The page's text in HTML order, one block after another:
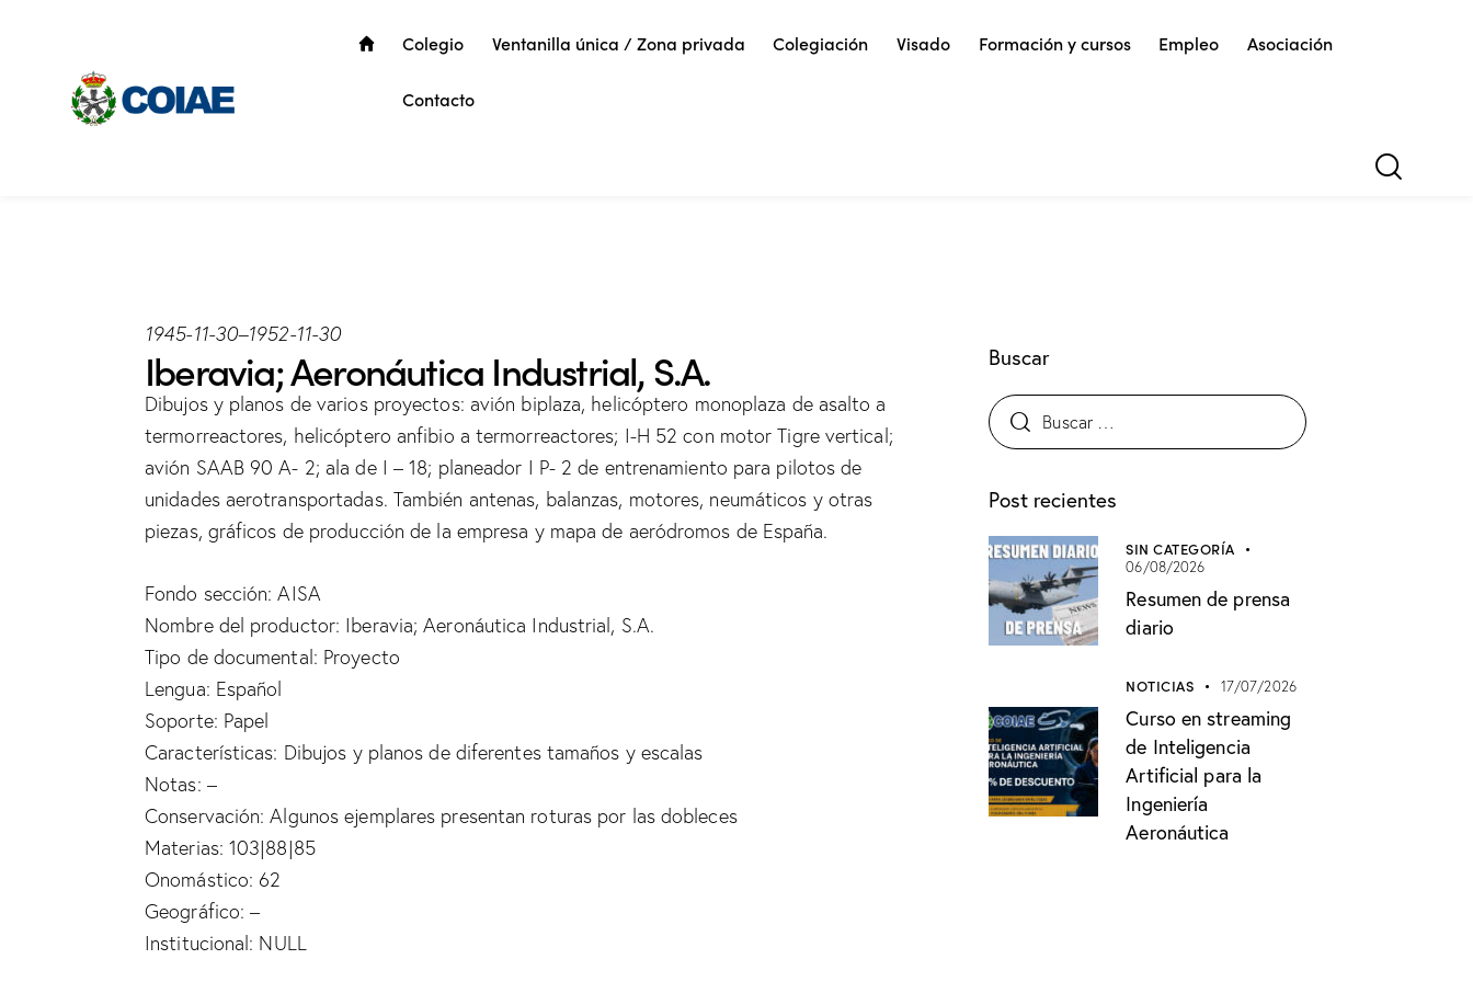
Colegio Ventanilla única / Zona privada Colegiación Visado Formación y cursos Empleo Asociación
Contacto
1945-11-30–1952-11-30
Iberavia; Aeronáutica Industrial, S.A.
Dibujos y planos de varios proyectos: avión biplaza, helicóptero monoplaza de asalto a
termorreactores, helicóptero anfibio a termorreactores; I-H 52 con motor Tigre vertical;
avión SAAB 90 A- 2; ala de I – 18; planeador I P- 2 de entrenamiento para pilotos de
unidades aerotransportadas. También antenas, balanzas, motores, neumáticos y otras
piezas, gráficos de producción de la empresa y mapa de aeródromos de España.
Fondo sección: AISA
Nombre del productor: Iberavia; Aeronáutica Industrial, S.A.
Tipo de documental: Proyecto
Lengua: Español
Soporte: Papel
Características: Dibujos y planos de diferentes tamaños y escalas
Notas: –
Conservación: Algunos ejemplares presentan roturas por las dobleces
Materias: 103|88|85
Onomástico: 62
Geográfico: –
Institucional: NULL
Buscar
Post recientes
SIN CATEGORÍA
06/08/2026
Resumen de prensa
diario
NOTICIAS 17/07/2026
Curso en streaming
de Inteligencia
Artificial para la
Ingeniería
Aeronáutica